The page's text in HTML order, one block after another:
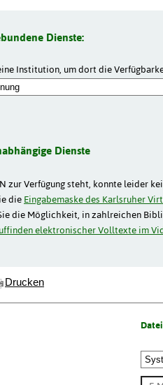
Dienste:
Institution, um dort die
Dienste
zur Verfügung steht, konnte leider
die Eingabemaske des Karlsruher
die Möglichkeit, in zahlreichen
elektronischer Volltexte im
Drucken